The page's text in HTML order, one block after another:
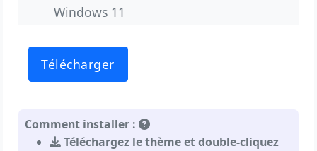
Windows 11
Télécharger
Comment installer :
Téléchargez le thème et double-cliquez